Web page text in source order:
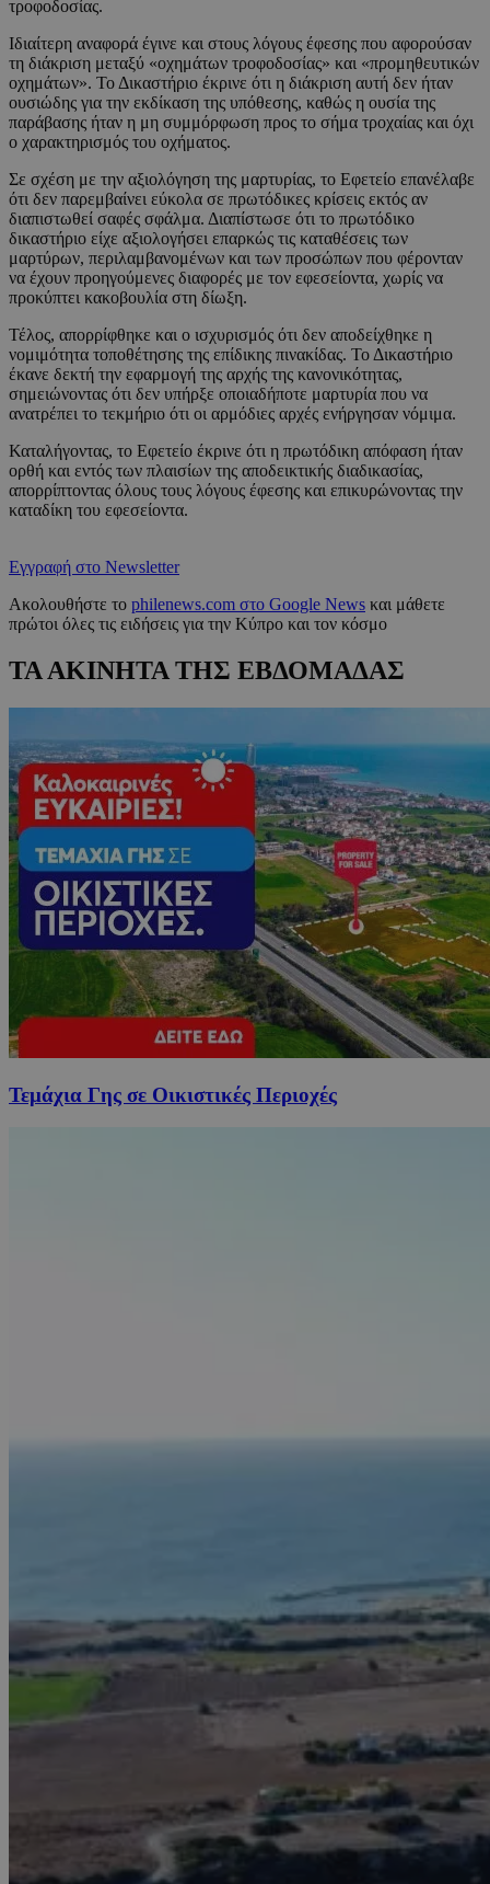
τροφοδοσίας.
Ιδιαίτερη αναφορά έγινε και στους λόγους έφεσης που αφορούσαν
τη διάκριση μεταξύ «οχημάτων τροφοδοσίας» και «προμηθευτικών
οχημάτων». Το Δικαστήριο έκρινε ότι η διάκριση αυτή δεν ήταν
ουσιώδης για την εκδίκαση της υπόθεσης, καθώς η ουσία της
παράβασης ήταν η μη συμμόρφωση προς το σήμα τροχαίας και όχι
ο χαρακτηρισμός του οχήματος.
Σε σχέση με την αξιολόγηση της μαρτυρίας, το Εφετείο επανέλαβε
ότι δεν παρεμβαίνει εύκολα σε πρωτόδικες κρίσεις εκτός αν
διαπιστωθεί σαφές σφάλμα. Διαπίστωσε ότι το πρωτόδικο
δικαστήριο είχε αξιολογήσει επαρκώς τις καταθέσεις των
μαρτύρων, περιλαμβανομένων και των προσώπων που φέρονταν
να έχουν προηγούμενες διαφορές με τον εφεσείοντα, χωρίς να
προκύπτει κακοβουλία στη δίωξη.
Τέλος, απορρίφθηκε και ο ισχυρισμός ότι δεν αποδείχθηκε η
νομιμότητα τοποθέτησης της επίδικης πινακίδας. Το Δικαστήριο
έκανε δεκτή την εφαρμογή της αρχής της κανονικότητας,
σημειώνοντας ότι δεν υπήρξε οποιαδήποτε μαρτυρία που να
ανατρέπει το τεκμήριο ότι οι αρμόδιες αρχές ενήργησαν νόμιμα.
Καταλήγοντας, το Εφετείο έκρινε ότι η πρωτόδικη απόφαση ήταν
ορθή και εντός των πλαισίων της αποδεικτικής διαδικασίας,
απορρίπτοντας όλους τους λόγους έφεσης και επικυρώνοντας την
καταδίκη του εφεσείοντα.
Εγγραφή στο Newsletter
Ακολουθήστε το philenews.com στο Google News και μάθετε
πρώτοι όλες τις ειδήσεις για την Κύπρο και τον κόσμο
ΤΑ ΑΚΙΝΗΤΑ ΤΗΣ ΕΒΔΟΜΑΔΑΣ
Τεμάχια Γης σε Οικιστικές Περιοχές